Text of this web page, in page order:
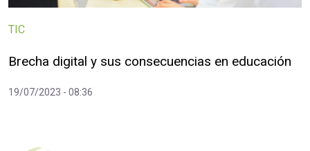
TIC
Brecha digital y sus consecuencias en educación
19/07/2023 - 08:36